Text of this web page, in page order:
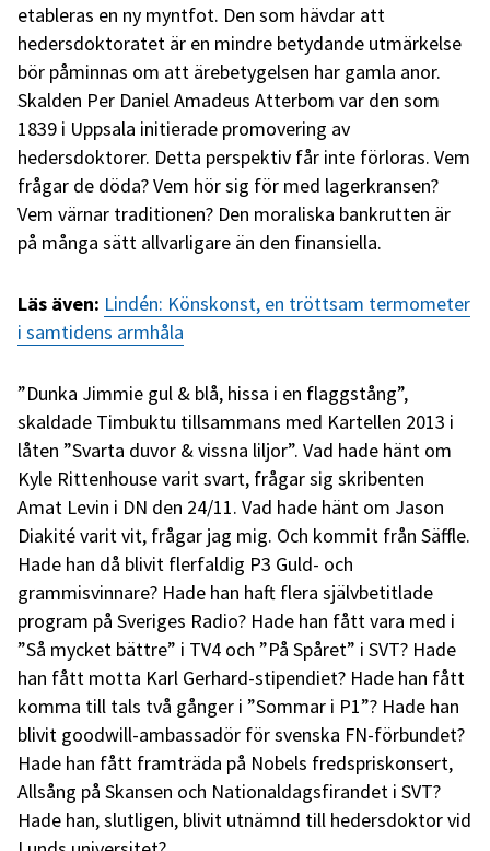
etableras en ny myntfot. Den som hävdar att
hedersdoktoratet är en mindre betydande utmärkelse
bör påminnas om att ärebetygelsen har gamla anor.
Skalden Per Daniel Amadeus Atterbom var den som
1839 i Uppsala initierade promovering av
hedersdoktorer. Detta perspektiv får inte förloras. Vem
frågar de döda? Vem hör sig för med lagerkransen?
Vem värnar traditionen? Den moraliska bankrutten är
på många sätt allvarligare än den finansiella.
Läs även: Lindén: Könskonst, en tröttsam termometer
i samtidens armhåla
”Dunka Jimmie gul & blå, hissa i en flaggstång”,
skaldade Timbuktu tillsammans med Kartellen 2013 i
låten ”Svarta duvor & vissna liljor”. Vad hade hänt om
Kyle Rittenhouse varit svart, frågar sig skribenten
Amat Levin i DN den 24/11. Vad hade hänt om Jason
Diakité varit vit, frågar jag mig. Och kommit från Säffle.
Hade han då blivit flerfaldig P3 Guld- och
grammisvinnare? Hade han haft flera självbetitlade
program på Sveriges Radio? Hade han fått vara med i
”Så mycket bättre” i TV4 och ”På Spåret” i SVT? Hade
han fått motta Karl Gerhard-stipendiet? Hade han fått
komma till tals två gånger i ”Sommar i P1”? Hade han
blivit goodwill-ambassadör för svenska FN-förbundet?
Hade han fått framträda på Nobels fredspriskonsert,
Allsång på Skansen och Nationaldagsfirandet i SVT?
Hade han, slutligen, blivit utnämnd till hedersdoktor vid